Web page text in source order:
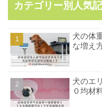
カテゴリー別人気
犬の体
な増え
犬のエ
０均材